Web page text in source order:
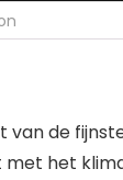
van de
met het